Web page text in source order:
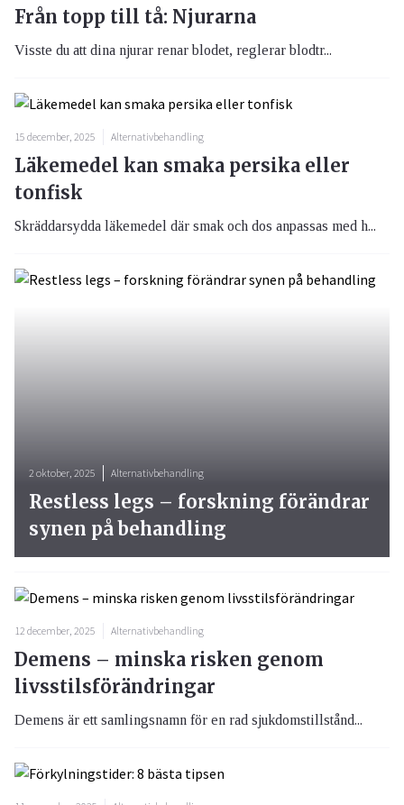
Från topp till tå: Njurarna
Visste du att dina njurar renar blodet, reglerar blodtr...
15 december, 2025 Alternativbehandling
Läkemedel kan smaka persika eller
tonfisk
Skräddarsydda läkemedel där smak och dos anpassas med h...
12 december, 2025 Alternativbehandling
Demens – minska risken genom
livsstilsförändringar
Demens är ett samlingsnamn för en rad sjukdomstillstånd...
2 oktober, 2025 Alternativbehandling
Restless legs – forskning förändrar
synen på behandling